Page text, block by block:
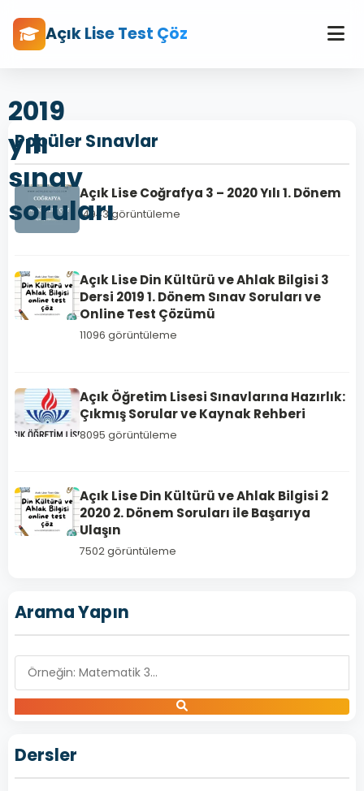
Açık Lise Test Çöz
2019
yılı
sınav
soruları
AHLAK
BİLGİSİ 6
Kültürü
Bilgisi
6
Yılı
Popüler Sınavlar
Açık Lise Coğrafya 3 – 2020 Yılı 1. Dönem
14943 görüntüleme
Açık Lise Din Kültürü ve Ahlak Bilgisi 3
Dersi 2019 1. Dönem Sınav Soruları ve
Online Test Çözümü
11096 görüntüleme
Açık Öğretim Lisesi Sınavlarına Hazırlık:
Çıkmış Sorular ve Kaynak Rehberi
8095 görüntüleme
Açık Lise Din Kültürü ve Ahlak Bilgisi 2
2020 2. Dönem Soruları ile Başarıya
Ulaşın
7502 görüntüleme
Arama Yapın
Dersler